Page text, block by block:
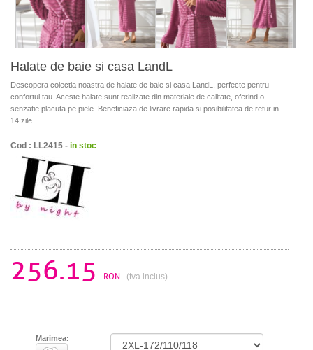
Halate de baie si casa LandL
Descopera colectia noastra de halate de baie si casa LandL, perfecte pentru
confortul tau. Aceste halate sunt realizate din materiale de calitate, oferind o
senzatie placuta pe piele. Beneficiaza de livrare rapida si posibilitatea de retur in
14 zile.
Cod : LL2415 - in stoc
256.15 RON (tva inclus)
Marimea: